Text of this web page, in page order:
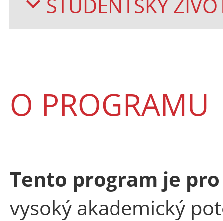
STUDENTSKÝ
O PROGRAMU
Tento program je
vysoký akademický